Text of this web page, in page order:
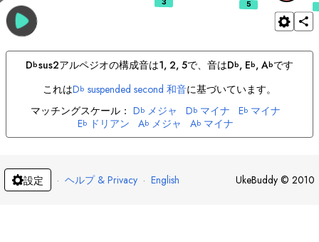
Dbsus2アルペジオの構成音は1, 2, 5で、音はDb, Eb, Abです
これはDb suspended second 和音に基づいています。
マッチングスケール： Db メジャ Db マイナ Eb マイナ
Eb ドリアン Ab メジャ Ab マイナ
設定 · ヘルプ & Privacy · English UkeBuddy © 2010